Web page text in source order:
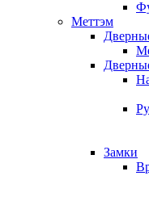
Меттэм
Замки